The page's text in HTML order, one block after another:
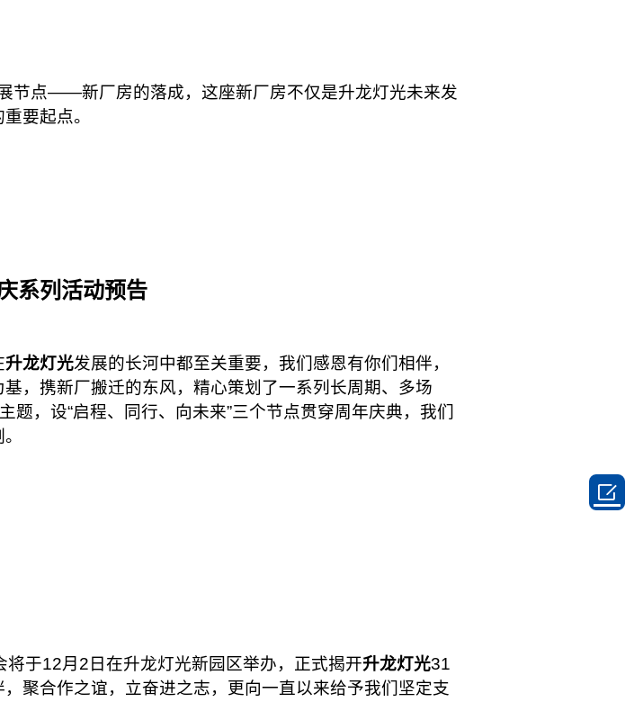
节点——新厂房的落成，这座新厂房不仅是升龙灯光未来发
要起点。
系列活动预告
升龙灯光发展的长河中都至关重要，我们感恩有你们相伴，
，携新厂搬迁的东风，精心策划了一系列长周期、多场
题，设“启程、同行、向未来”三个节点贯穿周年庆典，我们
于12月2日在升龙灯光新园区举办，正式揭开升龙灯光31
聚合作之谊，立奋进之志，更向一直以来给予我们坚定支
